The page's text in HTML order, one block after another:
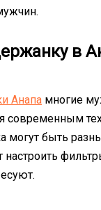
в
Анапа многие
современным
могут быть
настроить